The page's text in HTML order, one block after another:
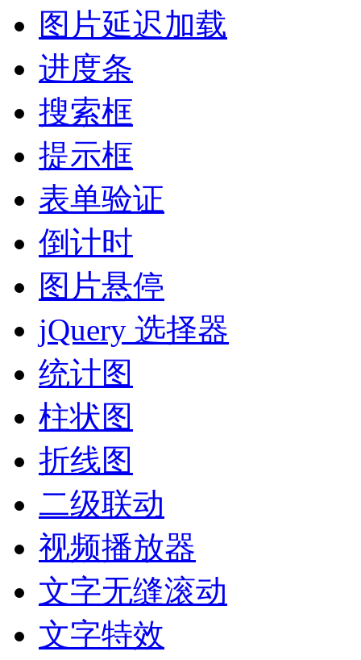
图片延迟加载
进度条
搜索框
提示框
表单验证
倒计时
图片悬停
jQuery 选择器
统计图
柱状图
折线图
二级联动
视频播放器
文字无缝滚动
文字特效